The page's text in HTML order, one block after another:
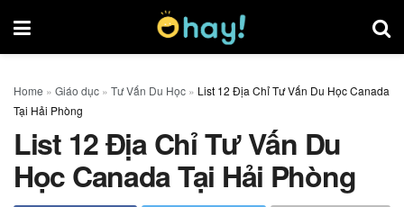
Home » Giáo dục » Tư Vấn Du Học » List 12 Địa Chỉ Tư Vấn Du Học Canada
Tại Hải Phòng
List 12 Địa Chỉ Tư Vấn Du
Học Canada Tại Hải Phòng